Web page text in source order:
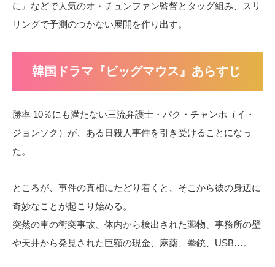
に』などで人気のオ・チュンファン監督とタッグ組み、スリ
リングで予測のつかない展開を作り出す。
韓国ドラマ『ビッグマウス』あらすじ
勝率 10％にも満たない三流弁護士・パク・チャンホ（イ・
ジョンソク）が、ある日殺人事件を引き受けることになっ
た。
ところが、事件の真相にたどり着くと、そこから彼の身辺に
奇妙なことが起こり始める。
突然の車の衝突事故、体内から検出された薬物、事務所の壁
や天井から発見された巨額の現金、麻薬、拳銃、USB…。